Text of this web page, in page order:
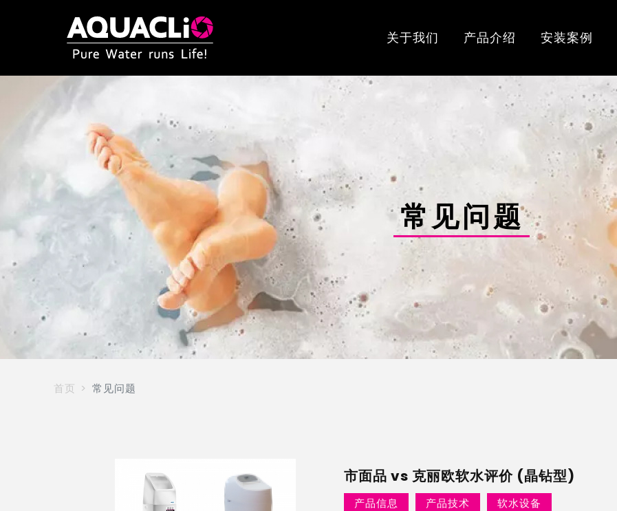
关于我们 产品介绍 安装案例
常见问题
首页 常见问题
市面品 vs 克丽欧软水评价 (晶钻型)
产品信息 产品技术
软水设备